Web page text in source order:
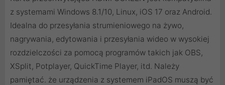
z systemami Windows 8.1/10, Linux, iOS 17 oraz Android.
Idealna do przesyłania strumieniowego na żywo,
nagrywania, edytowania i przesyłania wideo w wysokiej
rozdzielczości za pomocą programów takich jak OBS,
XSplit, Potplayer, QuickTime Player, itd. Należy
pamiętać. że urządzenia z systemem iPadOS muszą być